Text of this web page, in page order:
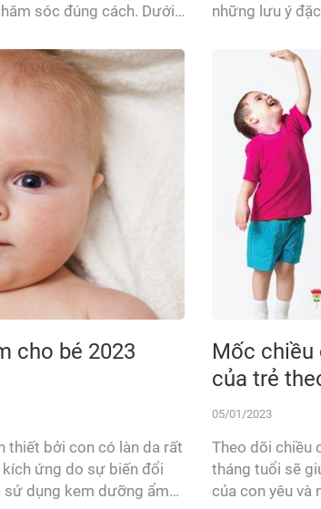
sóc đúng cách. Dưới
những lưu ý
đánh răng cho
cho bé 2023
thiết bởi con có làn da rất
ứng do sự biến đổi
dụng kem dưỡng ẩm
Mốc chiều
của trẻ
05/01/2023
Theo dõi chiều
tháng tuổi sẽ
của con yêu và